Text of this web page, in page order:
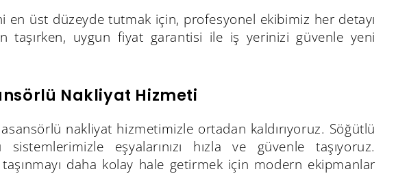
üst düzeyde tutmak için, profesyonel ekibimiz her detayı
taşırken, uygun fiyat garantisi ile iş yerinizi güvenle yeni
Nakliyat Hizmeti
nakliyat hizmetimizle ortadan kaldırıyoruz. Söğütlü
eşyalarınızı hızla ve güvenle taşıyoruz.
daha kolay hale getirmek için modern ekipmanlar